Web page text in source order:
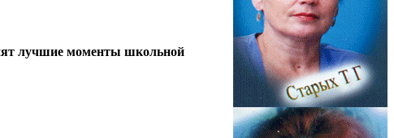
лучшие моменты школьной